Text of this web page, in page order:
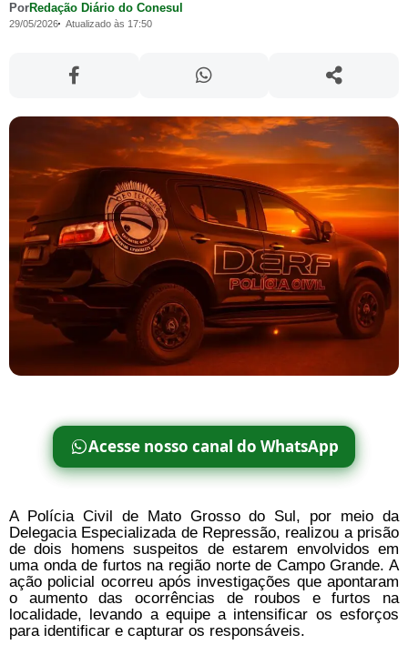
PorRedação Diário do Conesul
29/05/2026 Atualizado às 17:50
Acesse nosso canal do WhatsApp
A Polícia Civil de Mato Grosso do Sul, por meio da
Delegacia Especializada de Repressão, realizou a prisão
de dois homens suspeitos de estarem envolvidos em
uma onda de furtos na região norte de Campo Grande. A
ação policial ocorreu após investigações que apontaram
o aumento das ocorrências de roubos e furtos na
localidade, levando a equipe a intensificar os esforços
para identificar e capturar os responsáveis.